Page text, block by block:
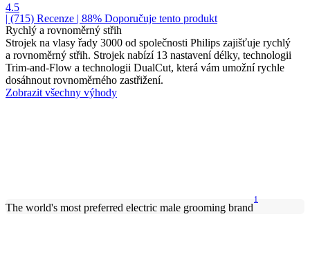
4.5
| (715) Recenze | 88% Doporučuje tento produkt
Rychlý a rovnoměrný střih
Strojek na vlasy řady 3000 od společnosti Philips zajišťuje rychlý
a rovnoměrný střih. Strojek nabízí 13 nastavení délky, technologii
Trim-and-Flow a technologii DualCut, která vám umožní rychle
dosáhnout rovnoměrného zastřižení.
Zobrazit všechny výhody
The world's most preferred electric male grooming brand
1